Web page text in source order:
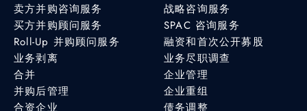
卖方并购咨询服务
买方并购顾问服务
Roll-Up 并购顾问服务
业务剥离
合并
并购后管理
合资企业
战略咨询服务
SPAC 咨询服务
融资和首次公开募股
业务尽职调查
企业管理
企业重组
债务调整